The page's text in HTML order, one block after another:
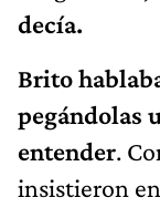
decía.
Brito
pegándolas
entender.
insistieron